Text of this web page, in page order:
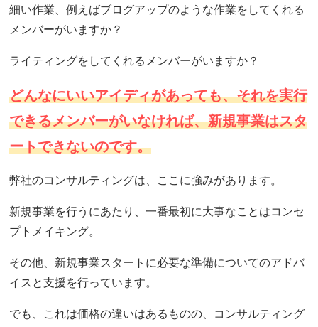
細い作業、例えばブログアップのような作業をしてくれる
メンバーがいますか？
ライティングをしてくれるメンバーがいますか？
どんなにいいアイディがあっても、それを実行
できるメンバーがいなければ、新規事業はスタ
ートできないのです。
弊社のコンサルティングは、ここに強みがあります。
新規事業を行うにあたり、一番最初に大事なことはコンセ
プトメイキング。
その他、新規事業スタートに必要な準備についてのアドバ
イスと支援を行っています。
でも、これは価格の違いはあるものの、コンサルティング